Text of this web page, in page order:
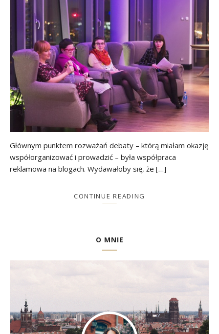
Głównym punktem rozważań debaty – którą miałam okazję
współorganizować i prowadzić – była współpraca
reklamowa na blogach. Wydawałoby się, że […]
CONTINUE READING
O MNIE